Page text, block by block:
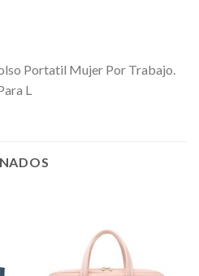
Portatil Mujer Por Trabajo.
L